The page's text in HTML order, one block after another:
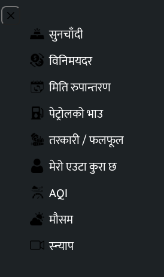
Close menu
सुनचाँदी
विनिमयदर
मिति रुपान्तरण
पेट्रोलको भाउ
तरकारी / फलफूल
मेरो एउटा कुरा छ
AQI
मौसम
स्न्याप
नियुक्त